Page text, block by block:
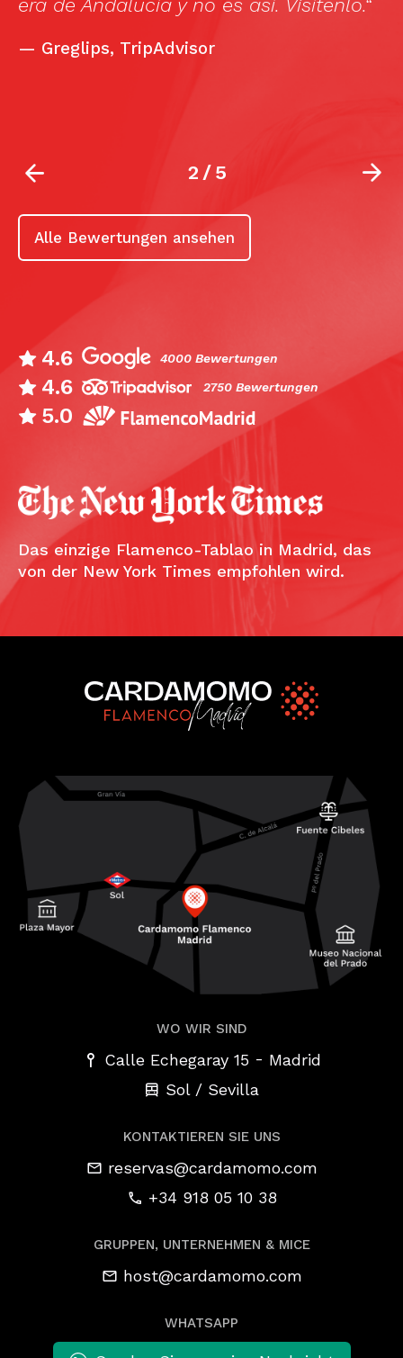
era de Andalucía y no es así. Visítenlo.“
— Greglips, TripAdvisor
2/5
Alle Bewertungen ansehen
4.6 4000 Bewertungen
4.6 2750 Bewertungen
5.0
Das einzige Flamenco-Tablao in Madrid, das
von der New York Times empfohlen wird.
WO WIR SIND
Calle Echegaray 15 - Madrid
Sol / Sevilla
KONTAKTIEREN SIE UNS
reservas@cardamomo.com
+34 918 05 10 38
GRUPPEN, UNTERNEHMEN & MICE
host@cardamomo.com
WHATSAPP